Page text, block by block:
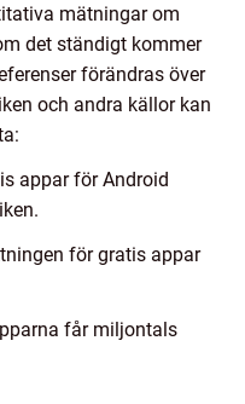
mätningar om
det ständigt kommer
förändras över
och andra källor kan
appar för Android
för gratis appar
får miljontals